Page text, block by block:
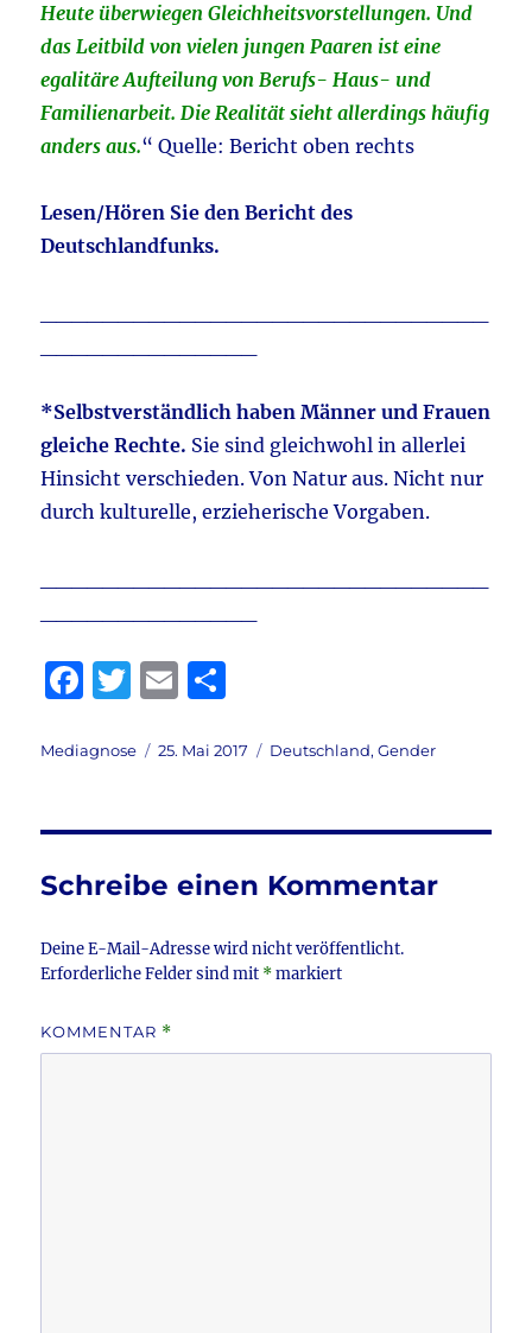
Heute überwiegen Gleichheitsvorstellungen. Und
das Leitbild von vielen jungen Paaren ist eine
egalitäre Aufteilung von Berufs- Haus- und
Familienarbeit. Die Realität sieht allerdings häufig
anders aus.“ Quelle: Bericht oben rechts
Lesen/Hören Sie den Bericht des
Deutschlandfunks.
*Selbstverständlich haben Männer und Frauen
gleiche Rechte. Sie sind gleichwohl in allerlei
Hinsicht verschieden. Von Natur aus. Nicht nur
durch kulturelle, erzieherische Vorgaben.
F
c
b
o
o
k
T
it
r
E
ai le
Autor
Mediagnose
Veröffentlicht
25. Mai 2017 Kategorien
Deutschland,Gender
Schreibe einen Kommentar
Deine E-Mail-Adresse wird nicht veröffentlicht.
Erforderliche Felder sind mit *markiert
KOMMENTAR *